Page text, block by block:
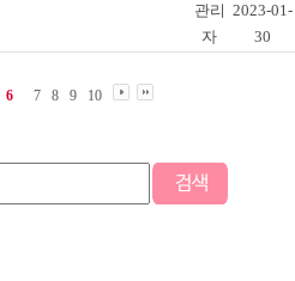
관리
자
2023-01-
30
6 7 8 9 10